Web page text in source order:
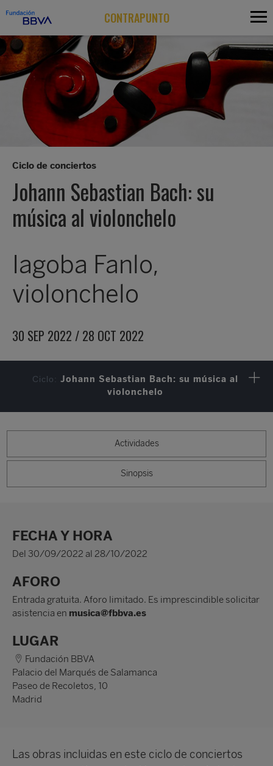
CONTRAPUNTO
Ciclo de conciertos
Johann Sebastian Bach: su
música al violonchelo
Iagoba Fanlo,
violonchelo
30 SEP 2022 / 28 OCT 2022
Ciclo: Johann Sebastian Bach: su música al
violonchelo
Actividades
Sinopsis
FECHA Y HORA
Del 30/09/2022 al 28/10/2022
AFORO
Entrada gratuita. Aforo limitado. Es imprescindible solicitar
asistencia en musica@fbbva.es
LUGAR
Fundación BBVA
Palacio del Marqués de Salamanca
Paseo de Recoletos, 10
Madrid
Las obras incluidas en este ciclo de conciertos